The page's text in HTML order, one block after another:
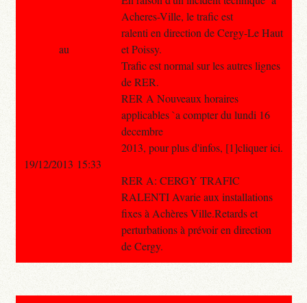
Acheres-Ville, le trafic est
ralenti en direction de Cergy-Le Haut
et Poissy.
Trafic est normal sur les autres lignes
de RER.
RER A Nouveaux horaires
applicables `a compter du lundi 16
decembre
2013, pour plus d'infos, [1]cliquer ici.
RER A: CERGY TRAFIC
RALENTI Avarie aux installations
fixes à Achères Ville.Retards et
perturbations à prévoir en direction
de Cergy.
au
19/12/2013 15:33